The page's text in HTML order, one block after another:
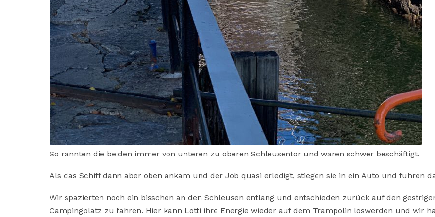
So rannten die beiden immer von unteren zu oberen Schleusentor und waren schwer beschäftigt.
Als das Schiff dann aber oben ankam und der Job quasi erledigt, stiegen sie in ein Auto und fuhren
Wir spazierten noch ein bisschen an den Schleusen entlang und entschieden zurück auf den
Campingplatz zu fahren. Hier kann Lotti ihre Energie wieder auf dem Trampolin loswerden und wir